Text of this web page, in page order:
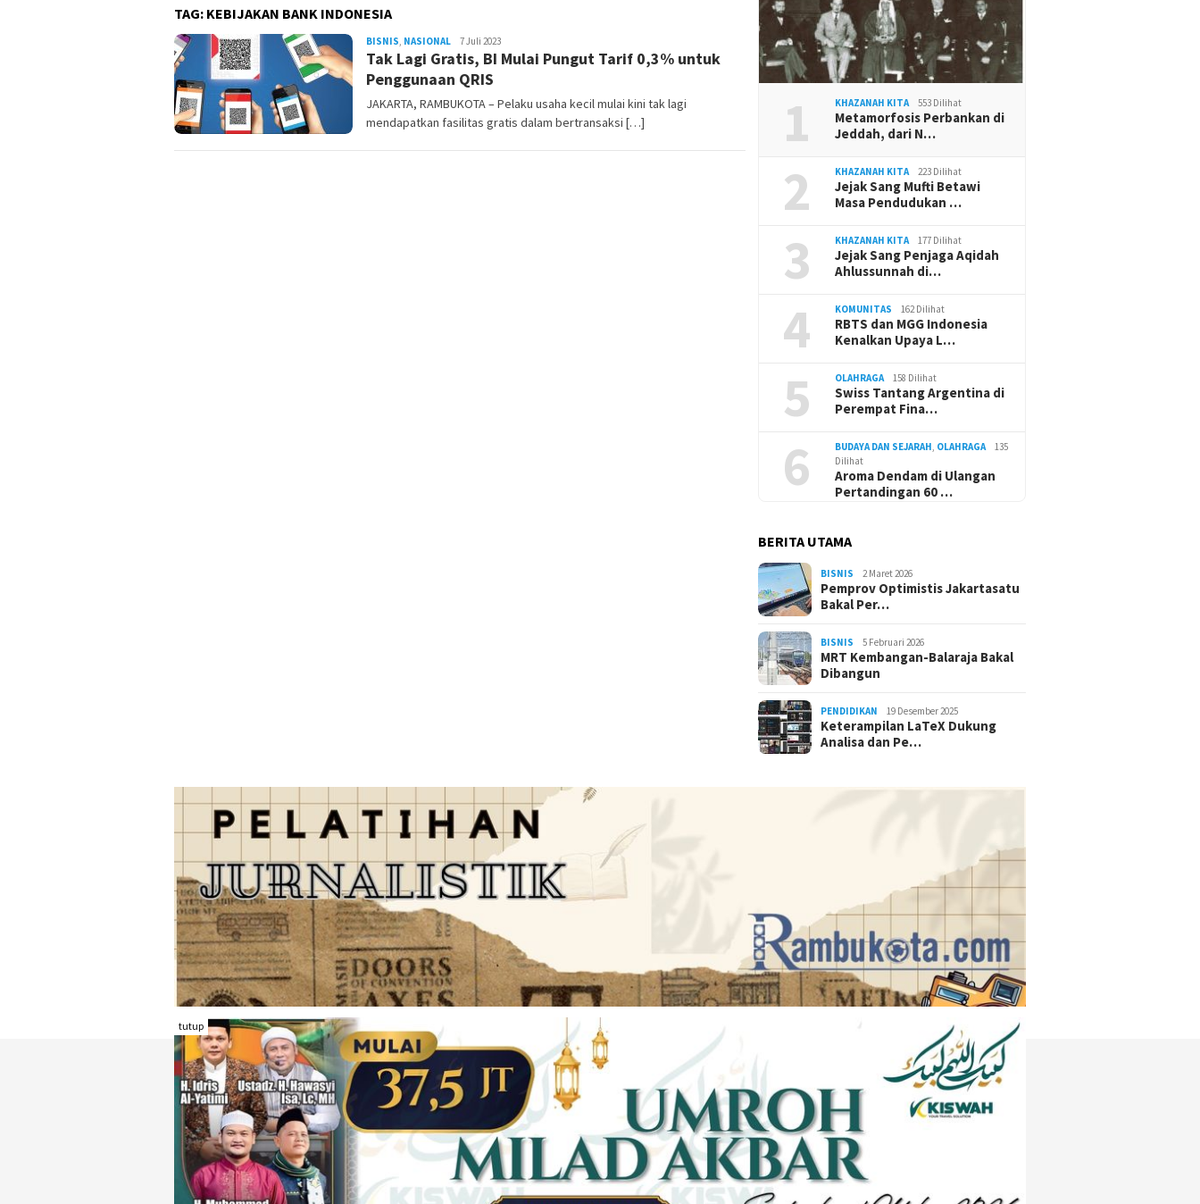
TAG: KEBIJAKAN BANK INDONESIA
BISNIS, NASIONAL REDAKSI
RAMBUKOTA
7 Juli 2023
Tak Lagi Gratis, BI Mulai Pungut Tarif 0,3% untuk
Penggunaan QRIS
JAKARTA, RAMBUKOTA – Pelaku usaha kecil mulai kini tak lagi
mendapatkan fasilitas gratis dalam bertransaksi […]
1 KHAZANAH KITA 553 Dilihat
Metamorfosis Perbankan di
Jeddah, dari N…
2 KHAZANAH KITA 223 Dilihat
Jejak Sang Mufti Betawi
Masa Pendudukan …
3 KHAZANAH KITA 177 Dilihat
Jejak Sang Penjaga Aqidah
Ahlussunnah di…
4 KOMUNITAS 162 Dilihat
RBTS dan MGG Indonesia
Kenalkan Upaya L…
5 OLAHRAGA 158 Dilihat
Swiss Tantang Argentina di
Perempat Fina…
6 BUDAYA DAN SEJARAH OLAHRAGA
135
Dilihat
Aroma Dendam di Ulangan
Pertandingan 60 …
BERITA UTAMA
BISNIS 2 Maret 2026
Pemprov Optimistis Jakartasatu
Bakal Per…
BISNIS 5 Februari 2026
MRT Kembangan-Balaraja Bakal
Dibangun
PENDIDIKAN 19 Desember 2025
Keterampilan LaTeX Dukung
Analisa dan Pe…
TENTANG RAMBU KOTA REDAKSI
DISCLAIMER
KONTAK KAMI
FORM PENGADUAN
PEDOMAN MEDIA SIBER
KARIR
JARINGAN SOCIAL
Facebook Twitter
Instagram
Linkedin
Youtube
tutup